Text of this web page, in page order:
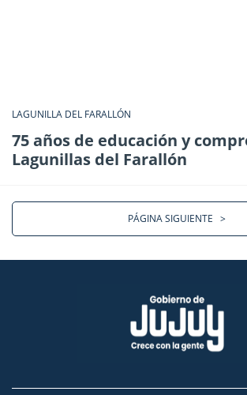
LAGUNILLA DEL FARALLÓN
75 años de educación y
Lagunillas del Farallón
PÁGINA SIGUIENTE >